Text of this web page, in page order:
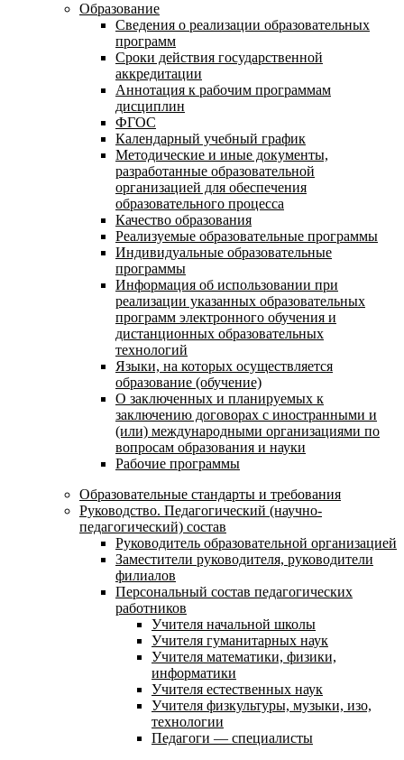
Образование
Сведения о реализации образовательных
программ
Сроки действия государственной
аккредитации
Аннотация к рабочим программам
дисциплин
ФГОС
Календарный учебный график
Методические и иные документы,
разработанные образовательной
организацией для обеспечения
образовательного процесса
Качество образования
Реализуемые образовательные программы
Индивидуальные образовательные
программы
Информация об использовании при
реализации указанных образовательных
программ электронного обучения и
дистанционных образовательных
технологий
Языки, на которых осуществляется
образование (обучение)
О заключенных и планируемых к
заключению договорах с иностранными и
(или) международными организациями по
вопросам образования и науки
Рабочие программы
Образовательные стандарты и требования
Руководство. Педагогический (научно-
педагогический) состав
Руководитель образовательной организацией
Заместители руководителя, руководители
филиалов
Персональный состав педагогических
работников
Учителя начальной школы
Учителя гуманитарных наук
Учителя математики, физики,
информатики
Учителя естественных наук
Учителя физкультуры, музыки, изо,
технологии
Педагоги — специалисты